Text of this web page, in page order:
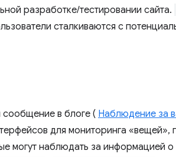
разработке/тестировании сайта.
сталкиваются с
сообщение в блоге ( Наблюдение за
для мониторинга
могут наблюдать за информацией о